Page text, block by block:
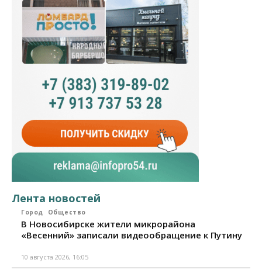
Лента новостей
Город Общество
В Новосибирске жители микрорайона
«Весенний» записали видеообращение к Путину
10 августа 2026, 16:05